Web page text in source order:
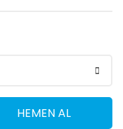
HEMEN AL